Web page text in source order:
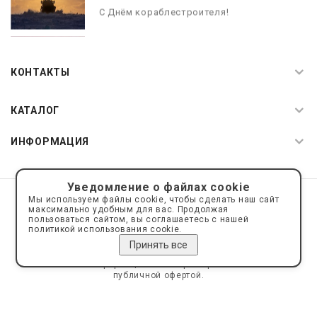
С Днём кораблестроителя!
КОНТАКТЫ
КАТАЛОГ
ИНФОРМАЦИЯ
© 2019—2026 Интернет пространство АкваРос
sale@a-ros.ru
Политика конфиденциальности
Политика обработки персональных данных
Сайт носит информационный характер и не является
публичной офертой.
Уведомление о файлах cookie
Мы используем файлы cookie, чтобы сделать наш сайт
максимально удобным для вас. Продолжая
пользоваться сайтом, вы соглашаетесь с нашей
политикой использования cookie.
Принять все